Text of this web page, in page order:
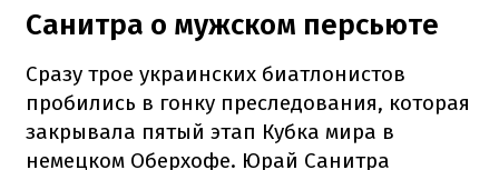
Санитра о мужском персьюте
Сразу трое украинских биатлонистов
пробились в гонку преследования, которая
закрывала пятый этап Кубка мира в
немецком Оберхофе. Юрай Санитра